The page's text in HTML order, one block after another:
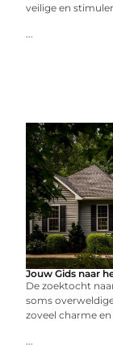
veilige en
...
Jouw Gids naar
De zoektocht
soms
zoveel charme en
...